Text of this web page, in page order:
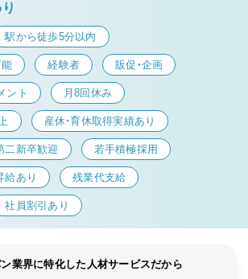
駅から徒歩5分以内
経験者 販促・企画
ント 月8回休み
産休・育休取得実績あり
二新卒歓迎 若手積極採用
給あり 残業代支給
社員割引あり
ン業界に特化した人材サービスだから